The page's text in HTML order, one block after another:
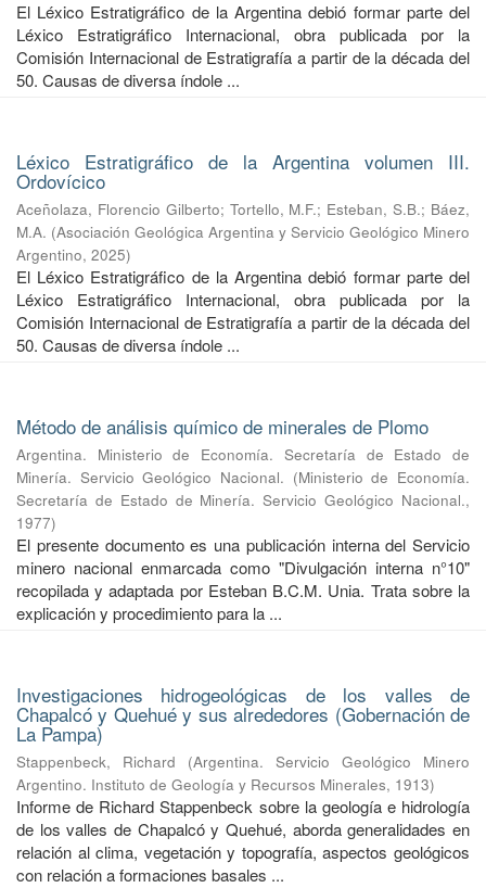
El Léxico Estratigráfico de la Argentina debió formar parte del
Léxico Estratigráfico Internacional, obra publicada por la
Comisión Internacional de Estratigrafía a partir de la década del
50. Causas de diversa índole ...
Léxico Estratigráfico de la Argentina volumen III.
Ordovícico
Aceñolaza, Florencio Gilberto; Tortello, M.F.; Esteban, S.B.; Báez,
M.A. (Asociación Geológica Argentina y Servicio Geológico Minero
Argentino, 2025)
El Léxico Estratigráfico de la Argentina debió formar parte del
Léxico Estratigráfico Internacional, obra publicada por la
Comisión Internacional de Estratigrafía a partir de la década del
50. Causas de diversa índole ...
Método de análisis químico de minerales de Plomo
Argentina. Ministerio de Economía. Secretaría de Estado de
Minería. Servicio Geológico Nacional. (Ministerio de Economía.
Secretaría de Estado de Minería. Servicio Geológico Nacional.,
1977)
El presente documento es una publicación interna del Servicio
minero nacional enmarcada como "Divulgación interna n°10"
recopilada y adaptada por Esteban B.C.M. Unia. Trata sobre la
explicación y procedimiento para la ...
Investigaciones hidrogeológicas de los valles de
Chapalcó y Quehué y sus alrededores (Gobernación de
La Pampa)
Stappenbeck, Richard (Argentina. Servicio Geológico Minero
Argentino. Instituto de Geología y Recursos Minerales, 1913)
Informe de Richard Stappenbeck sobre la geología e hidrología
de los valles de Chapalcó y Quehué, aborda generalidades en
relación al clima, vegetación y topografía, aspectos geológicos
con relación a formaciones basales ...